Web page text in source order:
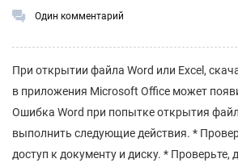
Один комментарий
При открытии файла Word или Excel,
в приложения Microsoft Office может
Ошибка Word при попытке открытия
выполнить следующие действия. *
доступ к документу и диску. * Проверьте,